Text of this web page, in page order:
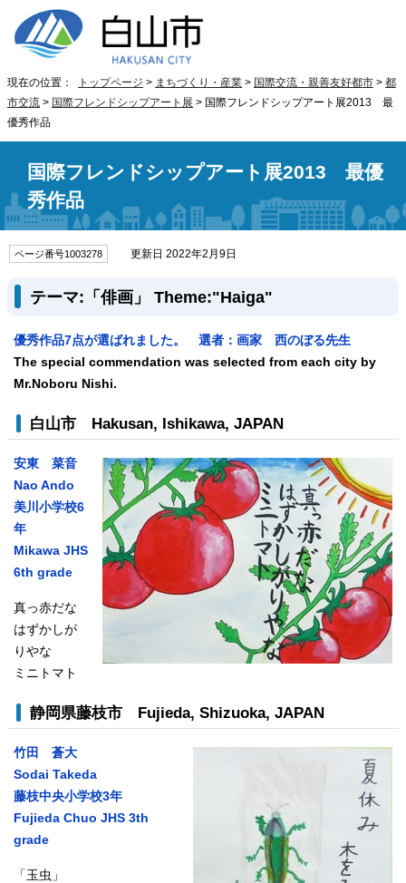
現在の位置： トップページ > まちづくり・産業 > 国際交流・親善友好都市 > 都
市交流 > 国際フレンドシップアート展 > 国際フレンドシップアート展2013 最
優秀作品
国際フレンドシップアート展2013 最優
秀作品
ページ番号1003278 更新日 2022年2月9日
テーマ:「俳画」 Theme:"Haiga"
優秀作品7点が選ばれました。 選者：画家 西のぼる先生
The special commendation was selected from each city by
Mr.Noboru Nishi.
白山市 Hakusan, Ishikawa, JAPAN
安東 菜音
Nao Ando
美川小学校6
年
Mikawa JHS
6th grade
真っ赤だな
はずかしが
りやな
ミニトマト
静岡県藤枝市 Fujieda, Shizuoka, JAPAN
竹田 蒼大
Sodai Takeda
藤枝中央小学校3年
Fujieda Chuo JHS 3th
grade
「玉虫」